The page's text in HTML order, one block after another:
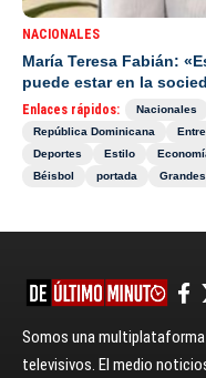
NACIONALES
María Teresa Fabián:
puede estar en la
Enlaces rápidos: Nacionales
República Dominicana
Deportes
Estilo
Béisbol
portada
Somos una
televisivos. El medio